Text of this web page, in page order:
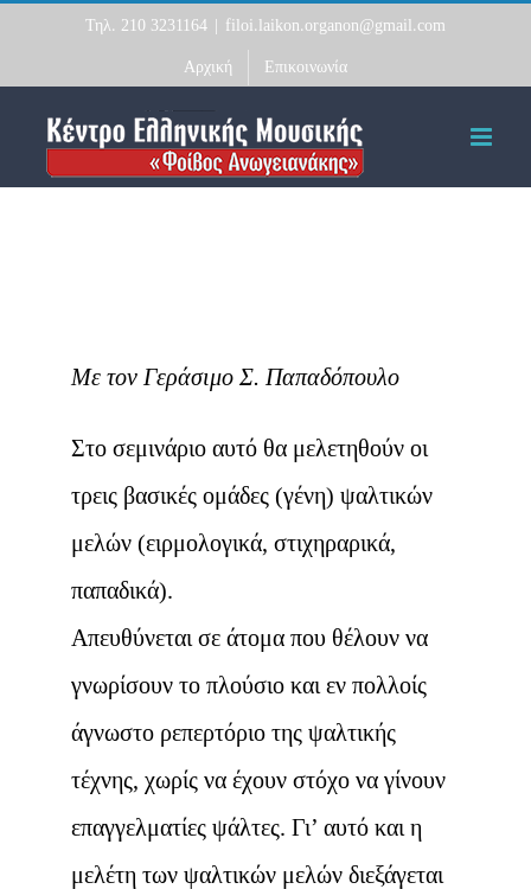
content
Τηλ. 210 3231164 filoi.laikon.organon@gmail.com
Αρχική Επικοινωνία
Mε τον Γεράσιμο Σ. Παπαδόπουλο
Στο σεμινάριο αυτό θα μελετηθούν οι
τρεις βασικές ομάδες (γένη) ψαλτικών
μελών (ειρμολογικά, στιχηραρικά,
παπαδικά).
Απευθύνεται σε άτομα που θέλουν να
γνωρίσουν το πλούσιο και εν πολλοίς
άγνωστο ρεπερτόριο της ψαλτικής
τέχνης, χωρίς να έχουν στόχο να γίνουν
επαγγελματίες ψάλτες. Γι’ αυτό και η
μελέτη των ψαλτικών μελών διεξάγεται